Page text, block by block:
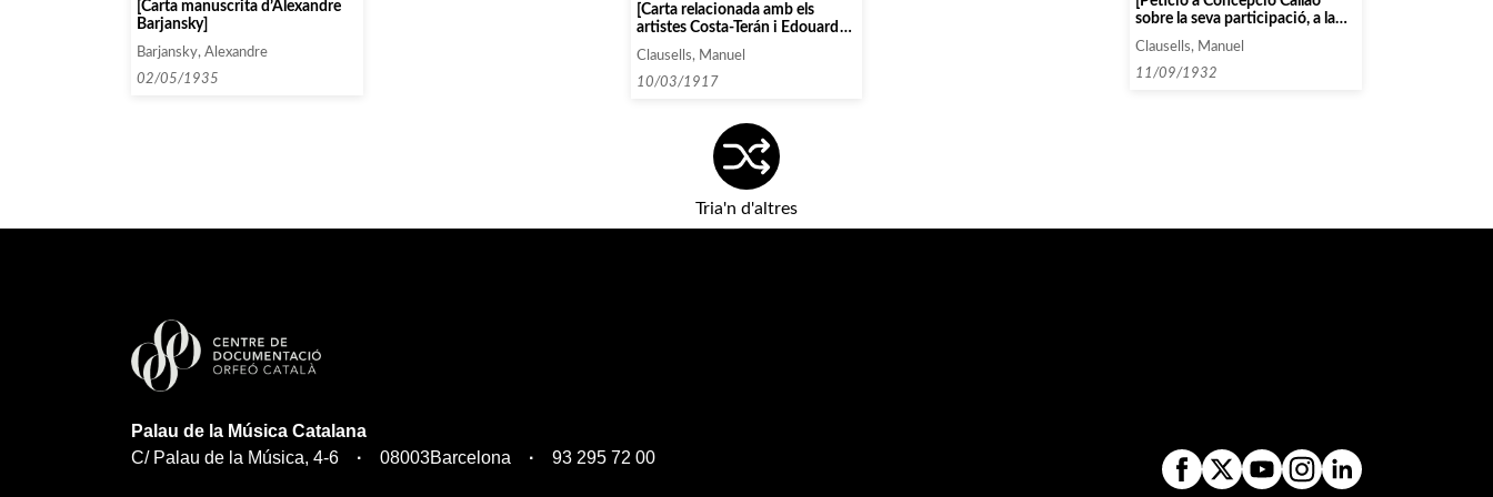
[Carta manuscrita d’Alexandre
Barjansky]
Barjansky, Alexandre
02/05/1935
[Carta relacionada amb els
artistes Costa-Terán i Edouard
Clausells, Manuel
10/03/1917
sobre la seva participació, a la
part vocal, d’un concert dedicat
a Falla]
Clausells, Manuel
11/09/1932
Tria'n d'altres
Palau de la Música Catalana
C/ Palau de la Música, 4-6
08003Barcelona 93 295 72 00